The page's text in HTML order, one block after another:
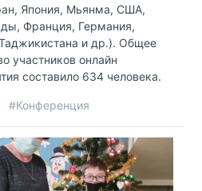
Япония, Мьянма, США,
Франция, Германия,
и др.). Общее
участников онлайн
составило 634 человека.
#Конференция